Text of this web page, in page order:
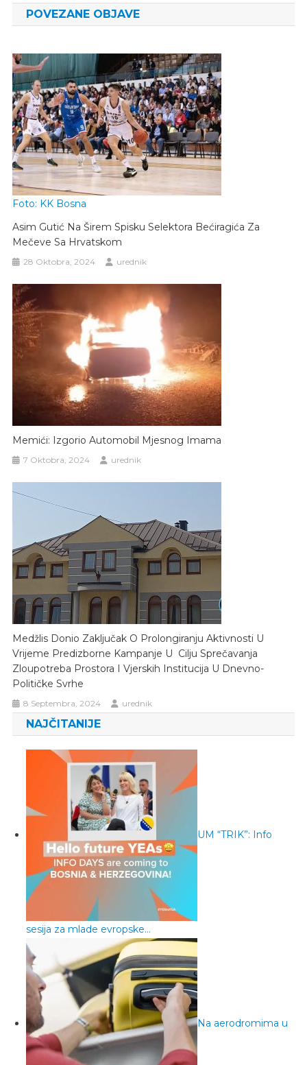
POVEZANE OBJAVE
Foto: KK Bosna
Asim Gutić Na Širem Spisku Selektora Bećiragića Za
Mečeve Sa Hrvatskom
28 Oktobra, 2024 urednik
Memići: Izgorio Automobil Mjesnog Imama
7 Oktobra, 2024 urednik
Medžlis Donio Zaključak O Prolongiranju Aktivnosti U
Vrijeme Predizborne Kampanje U Cilju Sprečavanja
Zloupotreba Prostora I Vjerskih Institucija U Dnevno-
Političke Svrhe
8 Septembra, 2024 urednik
NAJČITANIJE
UM “TRIK”: Info
sesija za mlade evropske…
Na aerodromima u